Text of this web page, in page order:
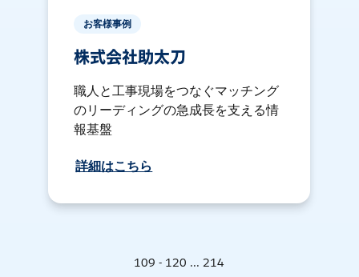
お客様事例
株式会社助太刀
職人と工事現場をつなぐマッチング
のリーディングの急成長を支える情
報基盤
詳細はこちら
109 - 120 ... 214